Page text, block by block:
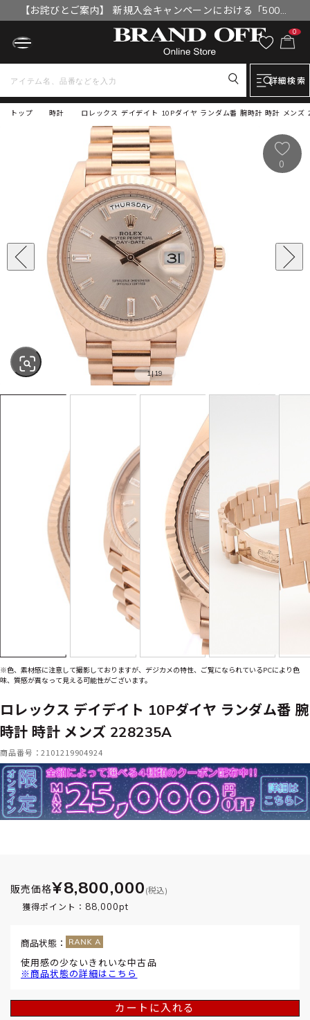
【お詫びとご案内】 新規入会キャンペーンにおける「500円
OFFクーポン」付与漏れと補填について
0
詳細検索
トップ ロレックス デイデイト 10Pダイヤ ランダム番 腕時計 時計 メン
時計
1|19
0
※色、素材感に注意して撮影しておりますが、デジカメの特性、ご覧になられているPCにより色
味、質感が異なって見える可能性がございます。
ロレックス デイデイト 10Pダイヤ ランダム番 腕
時計 時計 メンズ 228235A
商品番号：2101219904924
販売価格¥8,800,000 (税込)
獲得ポイント： 88,000pt
商品状態：
使用感の少ないきれいな中古品
※商品状態の詳細はこちら
カートに入れる